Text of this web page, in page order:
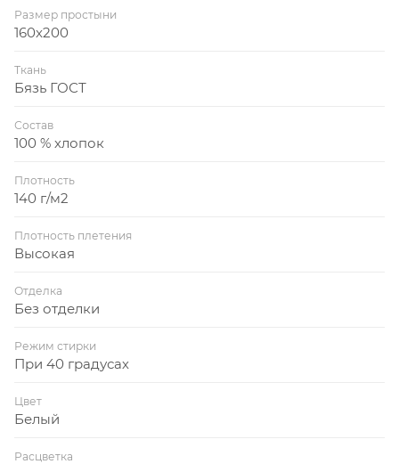
Размер простыни
160x200
Ткань
Бязь ГОСТ
Состав
100 % хлопок
Плотность
140 г/м2
Плотность плетения
Высокая
Отделка
Без отделки
Режим стирки
При 40 градусах
Цвет
Белый
Расцветка